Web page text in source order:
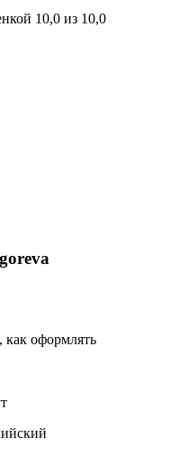
10,0 из 10,0
как оформлять